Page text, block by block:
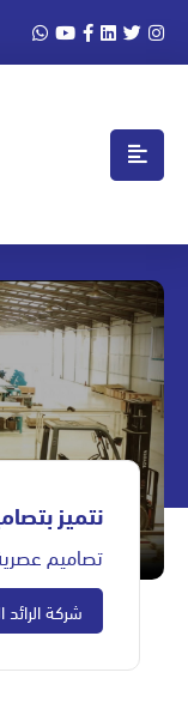
نتميز
تصاميم
شركة الرائد